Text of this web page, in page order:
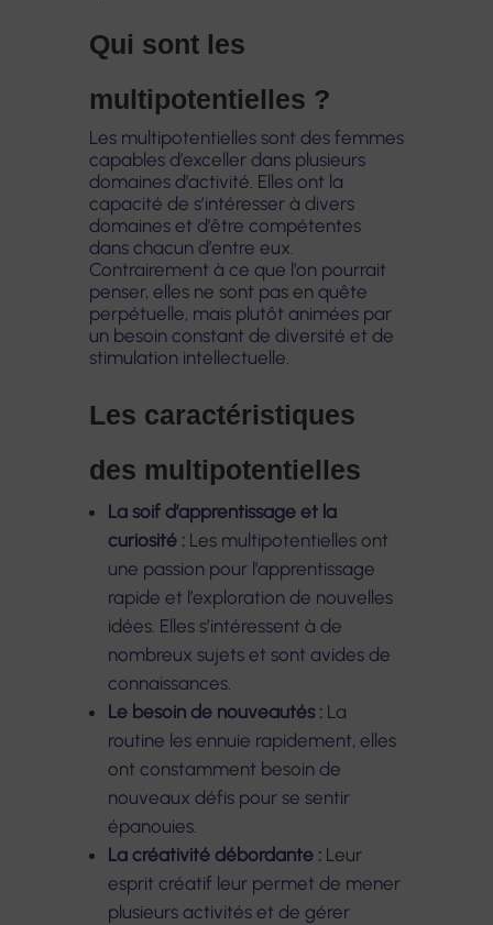
Qui sont les
multipotentielles ?
Les multipotentielles sont des femmes
capables d’exceller dans plusieurs
domaines d’activité. Elles ont la
capacité de s’intéresser à divers
domaines et d’être compétentes
dans chacun d’entre eux.
Contrairement à ce que l’on pourrait
penser, elles ne sont pas en quête
perpétuelle, mais plutôt animées par
un besoin constant de diversité et de
stimulation intellectuelle.
Les caractéristiques
des multipotentielles
La soif d’apprentissage et la
curiosité :Les multipotentielles ont
une passion pour l’apprentissage
rapide et l’exploration de nouvelles
idées. Elles s’intéressent à de
nombreux sujets et sont avides de
connaissances.
Le besoin de nouveautés :La
routine les ennuie rapidement, elles
ont constamment besoin de
nouveaux défis pour se sentir
épanouies.
La créativité débordante :Leur
esprit créatif leur permet de mener
plusieurs activités et de gérer